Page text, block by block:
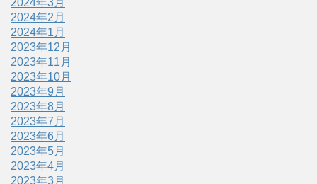
2024年3月
2024年2月
2024年1月
2023年12月
2023年11月
2023年10月
2023年9月
2023年8月
2023年7月
2023年6月
2023年5月
2023年4月
2023年3月